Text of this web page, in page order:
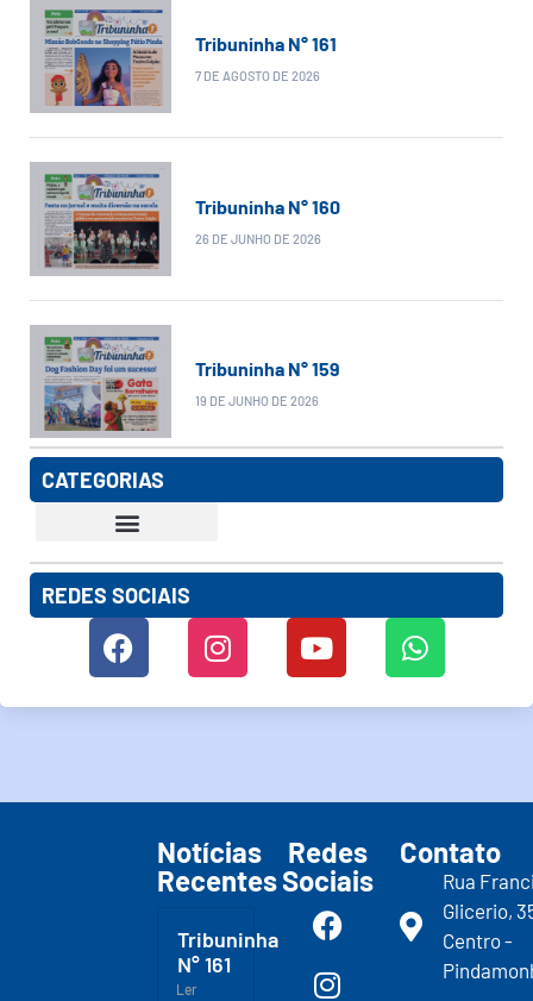
Tribuninha N° 161
7 DE AGOSTO DE 2026
Tribuninha N° 160
26 DE JUNHO DE 2026
Tribuninha N° 159
19 DE JUNHO DE 2026
CATEGORIAS
REDES SOCIAIS
Notícias
Recentes
Tribuninha
N° 161
Ler
Redes
Sociais
Contato
Rua
Glicerio,
Centro -